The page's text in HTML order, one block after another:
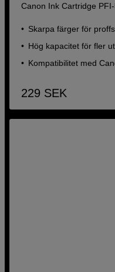
Canon Ink Cartridge
Skarpa färger för
Hög kapacitet för fler
Kompatibilitet med
229 SEK